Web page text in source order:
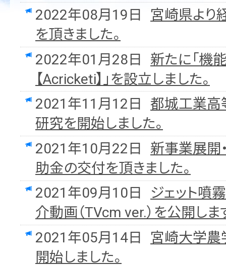
2022年08月19日
宮崎県より
を頂きました。
2022年01月28日
新たに「機
【Acricketi】」を設立しました。
2021年11月12日
都城工業高
研究を開始しました。
2021年10月22日
新事業展開
助金の交付を頂きました。
2021年09月10日
ジェット噴
介動画（TVcm ver.）を公開しま
2021年05月14日
宮崎大学農
開始しました。